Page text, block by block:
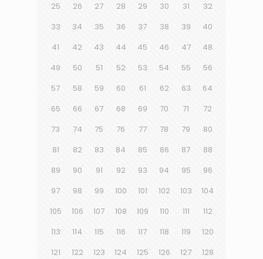
25
26 27 28 29 30 31
32
33
34 35 36 37 38 39
40
41
42 43 44 45 46 47
48
49
50 51 52 53 54 55
56
57
58 59 60 61 62 63
64
65
66 67 68 69 70 71
72
73
74 75 76 77 78 79
80
81
82 83 84 85 86 87
88
89
90 91 92 93 94 95
96
97
98 99 100 101 102 103
104
105
106 107 108 109 110 111
112
113
114 115 116 117 118 119
120
121
122 123 124 125 126 127
128